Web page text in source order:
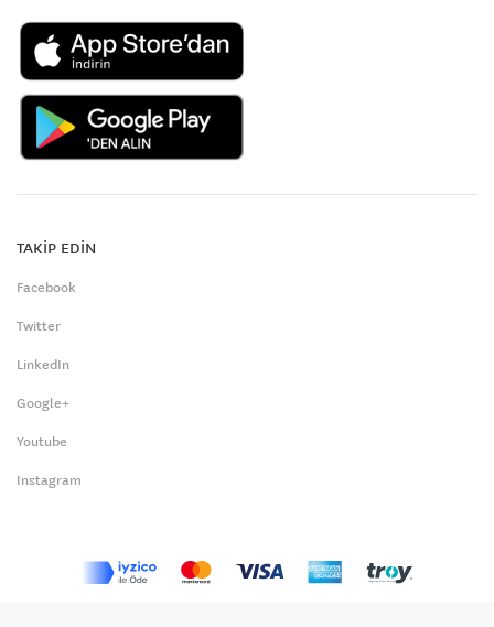
TAKİP EDİN
Facebook
Twitter
LinkedIn
Google+
Youtube
Instagram